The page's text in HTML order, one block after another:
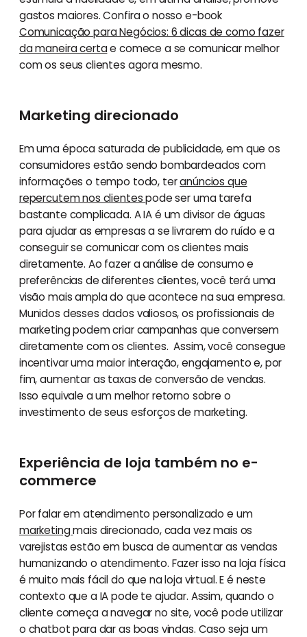
gastos maiores. Confira o nosso e-book
Comunicação para Negócios: 6 dicas de como fazer
da maneira certae comece a se comunicar melhor
com os seus clientes agora mesmo.
Marketing direcionado
Em uma época saturada de publicidade, em que os
consumidores estão sendo bombardeados com
informações o tempo todo, teranúncios que
repercutem nos clientespode ser uma tarefa
bastante complicada. A IA é um divisor de águas
para ajudar as empresas a se livrarem do ruído e a
conseguir se comunicar com os clientes mais
diretamente. Ao fazer a análise de consumo e
preferências de diferentes clientes, você terá uma
visão mais ampla do que acontece na sua empresa.
Munidos desses dados valiosos, os profissionais de
marketing podem criar campanhas que conversem
diretamente com os clientes. Assim, você consegue
incentivar uma maior interação, engajamento e, por
fim, aumentar as taxas de conversão de vendas.
Isso equivale a um melhor retorno sobre o
investimento de seus esforços de marketing.
Experiência de loja também no e-
commerce
Por falar em atendimento personalizado e um
marketingmais direcionado, cada vez mais os
varejistas estão em busca de aumentar as vendas
humanizando o atendimento. Fazer isso na loja física
é muito mais fácil do que na loja virtual. E é neste
contexto que a IA pode te ajudar. Assim, quando o
cliente começa a navegar no site, você pode utilizar
o chatbot para dar as boas vindas. Caso seja um